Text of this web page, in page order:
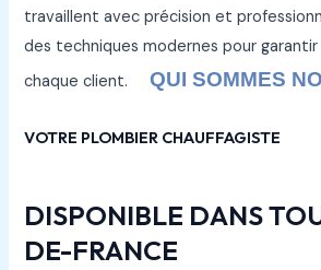
travaillent avec précision et
des techniques modernes pour
chaque client.QUI SOMMES
VOTRE PLOMBIER CHAUFFAGISTE
DISPONIBLE DANS
DE-FRANCE